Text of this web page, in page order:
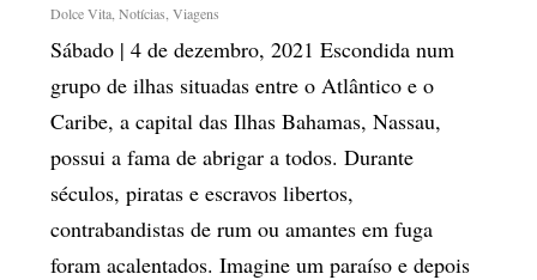
Dolce Vita ,Notícias ,Viagens
Sábado | 4 de dezembro, 2021 Escondida num
grupo de ilhas situadas entre o Atlântico e o
Caribe, a capital das Ilhas Bahamas, Nassau,
possui a fama de abrigar a todos. Durante
séculos, piratas e escravos libertos,
contrabandistas de rum ou amantes em fuga
foram acalentados. Imagine um paraíso e depois